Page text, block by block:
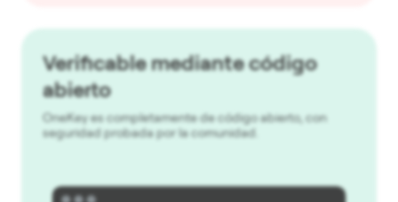
Verificable mediante código
abierto
OneKey es completamente de código abierto, con
seguridad probada por la comunidad.